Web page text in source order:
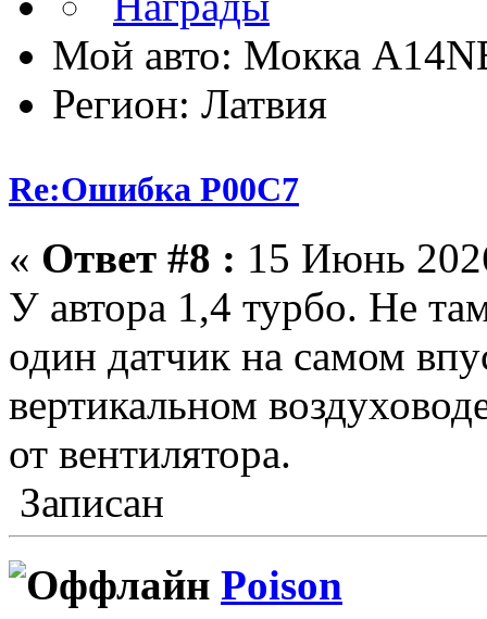
Мой авто: Мокка
Регион: Латвия
Re:Ошибка P00C7
« Ответ #8 : 15 Июнь
У автора 1,4 турбо. Не
один датчик на самом
вертикальном
от вентилятора.
Записан
Poison